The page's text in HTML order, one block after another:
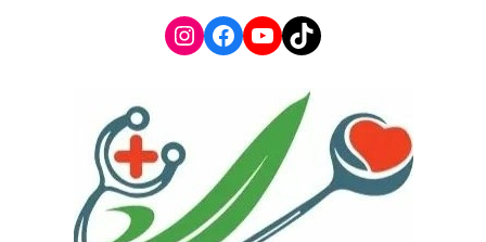
Instagram
Facebook
YouTube
TikTok